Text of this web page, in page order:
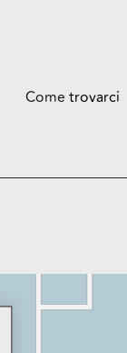
Cometrovarci